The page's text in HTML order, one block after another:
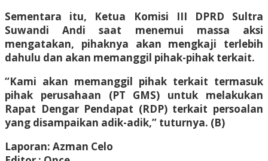
Sementara itu, Ketua Komisi III DPRD Sultra
Suwandi Andi saat menemui massa aksi
mengatakan, pihaknya akan mengkaji terlebih
dahulu dan akan memanggil pihak-pihak terkait.
“Kami akan memanggil pihak terkait termasuk
pihak perusahaan (PT GMS) untuk melakukan
Rapat Dengar Pendapat (RDP) terkait persoalan
yang disampaikan adik-adik,” tuturnya. (B)
Laporan: Azman Celo